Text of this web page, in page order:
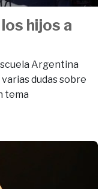
hijos a
Argentina
dudas sobre
tema